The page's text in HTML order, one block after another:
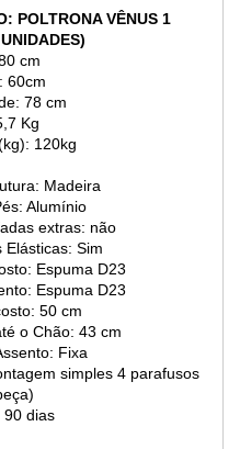
POLTRONA VÊNUS 1
cm
60cm
78 cm
Kg
120kg
Madeira
Alumínio
extras: não
Elásticas: Sim
Espuma D23
Espuma D23
50 cm
o Chão: 43 cm
Fixa
simples 4 parafusos
90 dias